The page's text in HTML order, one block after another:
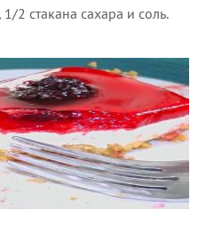
2 стакана сахара и соль.